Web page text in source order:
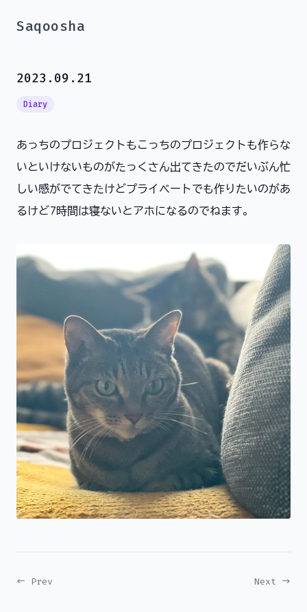
Saqoosha
2023.09.21
Diary
あっちのプロジェクトもこっちのプロジェクトも作らな
いといけないものがたっくさん出てきたのでだいぶん忙
しい感がでてきたけどプライベートでも作りたいのがあ
るけど7時間は寝ないとアホになるのでねます。
← Prev Next →